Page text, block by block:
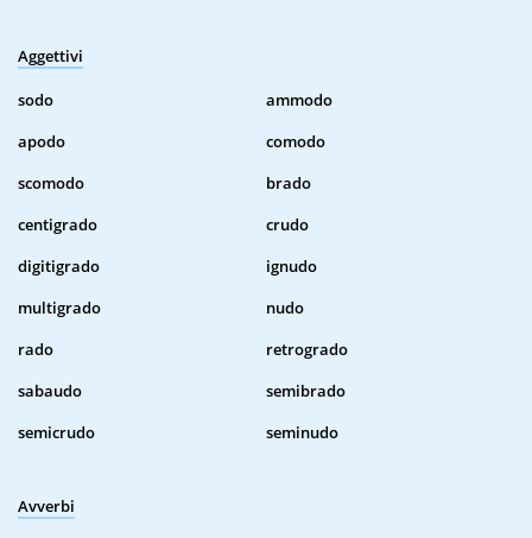
Aggettivi
sodo
ammodo
apodo
comodo
scomodo
brado
centigrado
crudo
digitigrado
ignudo
multigrado
nudo
rado
retrogrado
sabaudo
semibrado
semicrudo
seminudo
Avverbi